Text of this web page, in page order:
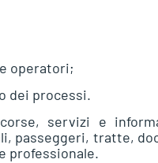
operatori;
dei processi.
servizi e
passeggeri, tratte,
professionale.